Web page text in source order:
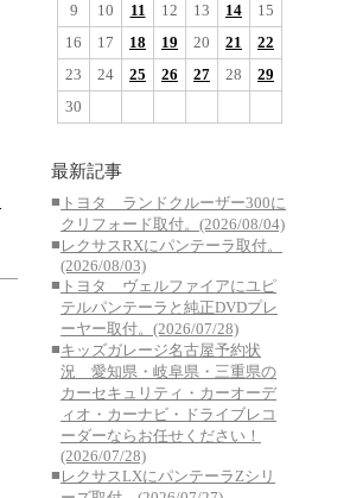
9
10 11 12 13 14
15
16
17 18 19 20 21
22
23
24 25 26 27 28
29
30
最新記事
■ トヨタ ランドクルーザー300に
クリフォード取付。(2026/08/04)
■ レクサスRXにパンテーラ取付。
(2026/08/03)
■ トヨタ ヴェルファイアにユピ
テルパンテーラと純正DVDプレ
ーヤー取付。(2026/07/28)
■キッズガレージ名古屋予約状
況 愛知県・岐阜県・三重県の
カーセキュリティ・カーオーデ
ィオ・カーナビ・ドライブレコ
ーダーならお任せください！
(2026/07/28)
■ レクサスLXにパンテーラZシリ